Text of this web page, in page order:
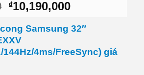
Giá
là:
₫10,390,000.
₫10,190,000Giá
tại
₫10,190,000.
Samsung 32″
144Hz/4ms/FreeSync) giá